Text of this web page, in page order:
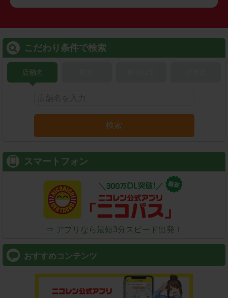
こだわり条件で検索
店舗名
検索
スマートフォン
⇒ アプリなら最短3分スピード出発！
おすすめコンテンツ